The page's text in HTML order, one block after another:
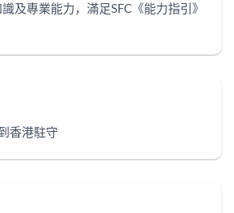
及專業能力，滿足SFC《能力指引》
香港駐守